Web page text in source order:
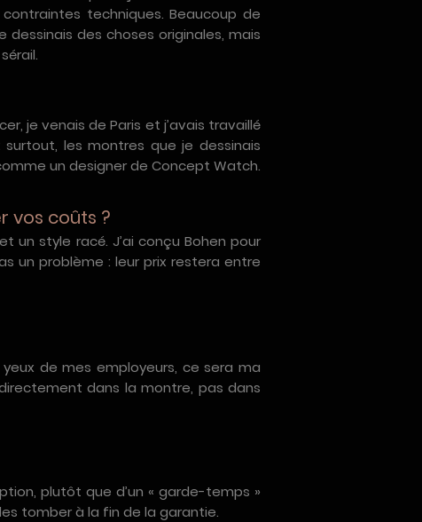
techniques. Beaucoup de
dessinais des choses originales, mais
je venais de Paris et j’avais travaillé
les montres que je dessinais
un designer de Concept Watch.
vos coûts ?
un style racé. J’ai conçu Bohen pour
un problème : leur prix restera entre
yeux de mes employeurs, ce sera ma
dans la montre, pas dans
plutôt que d’un « garde-temps »
tomber à la fin de la garantie.